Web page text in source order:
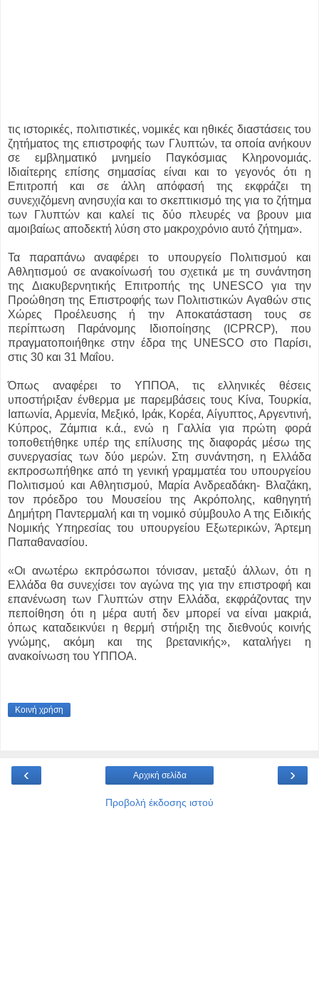
τις ιστορικές, πολιτιστικές, νομικές και ηθικές διαστάσεις του
ζητήματος της επιστροφής των Γλυπτών, τα οποία ανήκουν
σε εμβληματικό μνημείο Παγκόσμιας Κληρονομιάς.
Ιδιαίτερης επίσης σημασίας είναι και το γεγονός ότι η
Επιτροπή και σε άλλη απόφασή της εκφράζει τη
συνεχιζόμενη ανησυχία και το σκεπτικισμό της για το ζήτημα
των Γλυπτών και καλεί τις δύο πλευρές να βρουν μια
αμοιβαίως αποδεκτή λύση στο μακροχρόνιο αυτό ζήτημα».
Τα παραπάνω αναφέρει το υπουργείο Πολιτισμού και
Αθλητισμού σε ανακοίνωσή του σχετικά με τη συνάντηση
της Διακυβερνητικής Επιτροπής της UNESCO για την
Προώθηση της Επιστροφής των Πολιτιστικών Αγαθών στις
Χώρες Προέλευσης ή την Αποκατάσταση τους σε
περίπτωση Παράνομης Ιδιοποίησης (ICPRCP), που
πραγματοποιήθηκε στην έδρα της UNESCO στο Παρίσι,
στις 30 και 31 Μαΐου.
Όπως αναφέρει το ΥΠΠΟΑ, τις ελληνικές θέσεις
υποστήριξαν ένθερμα με παρεμβάσεις τους Κίνα, Τουρκία,
Ιαπωνία, Αρμενία, Μεξικό, Ιράκ, Κορέα, Αίγυπτος, Αργεντινή,
Κύπρος, Ζάμπια κ.ά., ενώ η Γαλλία για πρώτη φορά
τοποθετήθηκε υπέρ της επίλυσης της διαφοράς μέσω της
συνεργασίας των δύο μερών. Στη συνάντηση, η Ελλάδα
εκπροσωπήθηκε από τη γενική γραμματέα του υπουργείου
Πολιτισμού και Αθλητισμού, Μαρία Ανδρεαδάκη- Βλαζάκη,
τον πρόεδρο του Μουσείου της Ακρόπολης, καθηγητή
Δημήτρη Παντερμαλή και τη νομικό σύμβουλο Α της Ειδικής
Νομικής Υπηρεσίας του υπουργείου Εξωτερικών, Άρτεμη
Παπαθανασίου.
«Οι ανωτέρω εκπρόσωποι τόνισαν, μεταξύ άλλων, ότι η
Ελλάδα θα συνεχίσει τον αγώνα της για την επιστροφή και
επανένωση των Γλυπτών στην Ελλάδα, εκφράζοντας την
πεποίθηση ότι η μέρα αυτή δεν μπορεί να είναι μακριά,
όπως καταδεικνύει η θερμή στήριξη της διεθνούς κοινής
γνώμης, ακόμη και της βρετανικής», καταλήγει η
ανακοίνωση του ΥΠΠΟΑ.
Κοινή χρήση
‹ ›
Αρχική σελίδα
Προβολή έκδοσης ιστού